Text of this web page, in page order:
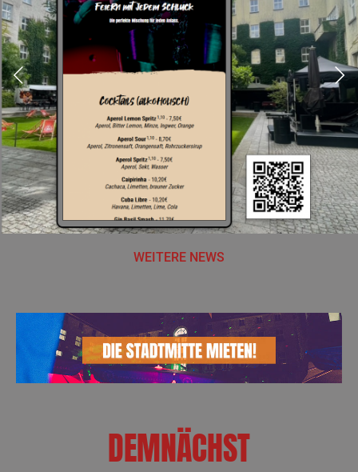
WEITERE NEWS
DEMNÄCHST